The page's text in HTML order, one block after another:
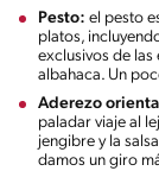
Pesto: el pesto
platos,
exclusivos de las
albahaca. Un
Aderezo
paladar viaje al
jengibre y la
damos un giro